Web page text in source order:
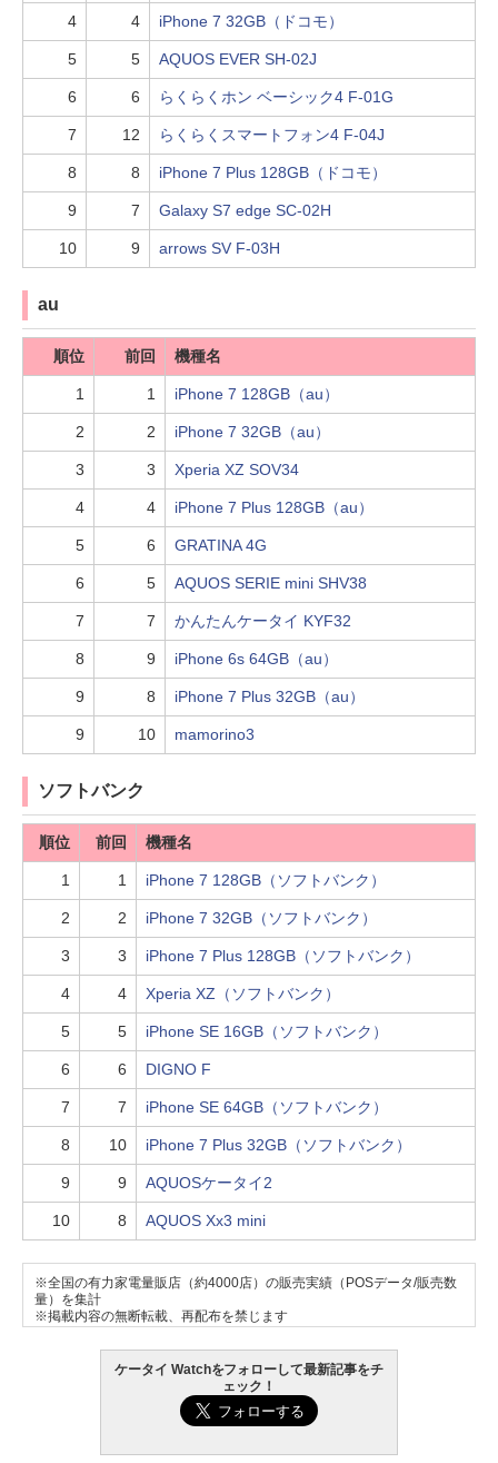
4 4 iPhone 7 32GB（ドコモ）
5 5 AQUOS EVER SH-02J
6 6 らくらくホン ベーシック4 F-01G
7 12 らくらくスマートフォン4 F-04J
8 8 iPhone 7 Plus 128GB（ドコモ）
9 7 Galaxy S7 edge SC-02H
10 9 arrows SV F-03H
au
順位 前回 機種名
1 1 iPhone 7 128GB（au）
2 2 iPhone 7 32GB（au）
3 3 Xperia XZ SOV34
4 4 iPhone 7 Plus 128GB（au）
5 6 GRATINA 4G
6 5 AQUOS SERIE mini SHV38
7 7 かんたんケータイ KYF32
8 9 iPhone 6s 64GB（au）
9 8 iPhone 7 Plus 32GB（au）
9 10 mamorino3
ソフトバンク
順位 前回 機種名
1 1 iPhone 7 128GB（ソフトバンク）
2 2 iPhone 7 32GB（ソフトバンク）
3 3 iPhone 7 Plus 128GB（ソフトバンク）
4 4 Xperia XZ（ソフトバンク）
5 5 iPhone SE 16GB（ソフトバンク）
6 6 DIGNO F
7 7 iPhone SE 64GB（ソフトバンク）
8 10 iPhone 7 Plus 32GB（ソフトバンク）
9 9 AQUOSケータイ2
10 8 AQUOS Xx3 mini
※全国の有力家電量販店（約4000店）の販売実績（POSデータ/販売数
量）を集計
※掲載内容の無断転載、再配布を禁じます
ケータイ Watchをフォローして最新記事をチ
ェック！